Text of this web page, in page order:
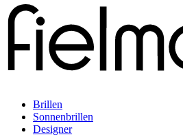
Brillen
Sonnenbrillen
Designer